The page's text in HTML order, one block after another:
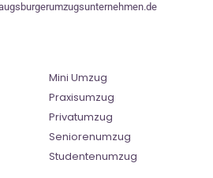
Mini Umzug
Praxisumzug
Privatumzug
Seniorenumzug
Studentenumzug